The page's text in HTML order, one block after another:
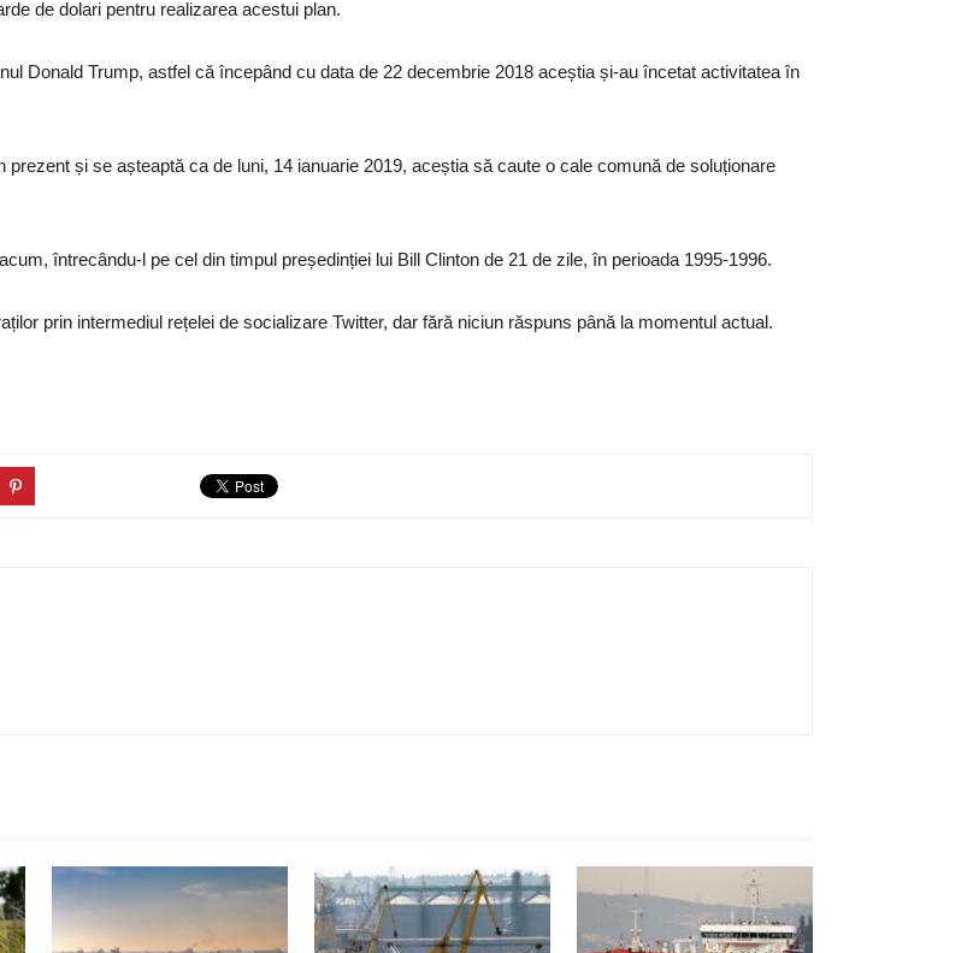
de dolari pentru realizarea acestui plan.
Donald Trump, astfel că începând cu data de 22 decembrie 2018 aceștia și-au încetat activitatea în
și se așteaptă ca de luni, 14 ianuarie 2019, aceștia să caute o cale comună de soluționare
întrecându-l pe cel din timpul președinției lui Bill Clinton de 21 de zile, în perioada 1995-1996.
prin intermediul rețelei de socializare Twitter, dar fără niciun răspuns până la momentul actual.